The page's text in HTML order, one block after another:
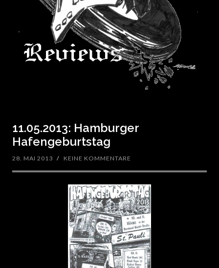
11.05.2013: Hamburger
Hafengeburtstag
28. MAI 2013 / KEINE KOMMENTARE